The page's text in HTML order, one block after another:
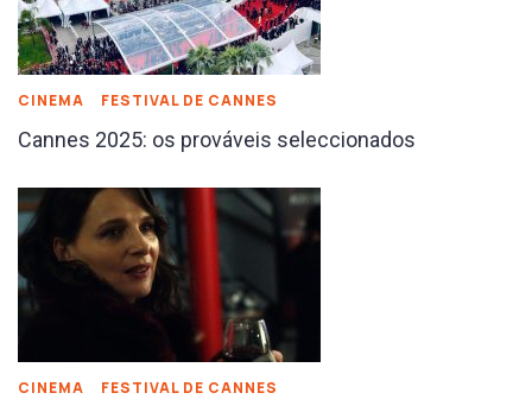
CINEMA FESTIVAL DE CANNES
Cannes 2025: os prováveis seleccionados
CINEMA FESTIVAL DE CANNES